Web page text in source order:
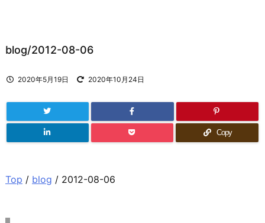
blog/2012-08-06
2020年5月19日 2020年10月24日
Copy
Top / blog / 2012-08-06